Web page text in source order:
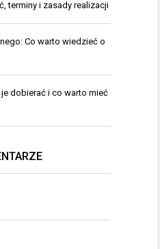
terminy i zasady realizacji
Co warto wiedzieć o
dobierać i co warto mieć